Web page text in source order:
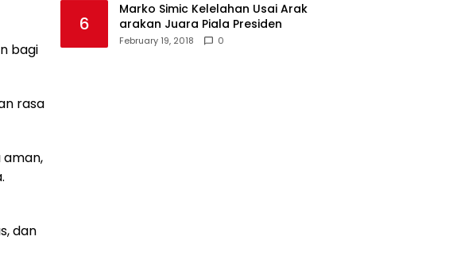
bagi
rasa
aman,
dan
6
Marko Simic Kelelahan Usai Arak
arakan Juara Piala Presiden
February 19, 2018 0